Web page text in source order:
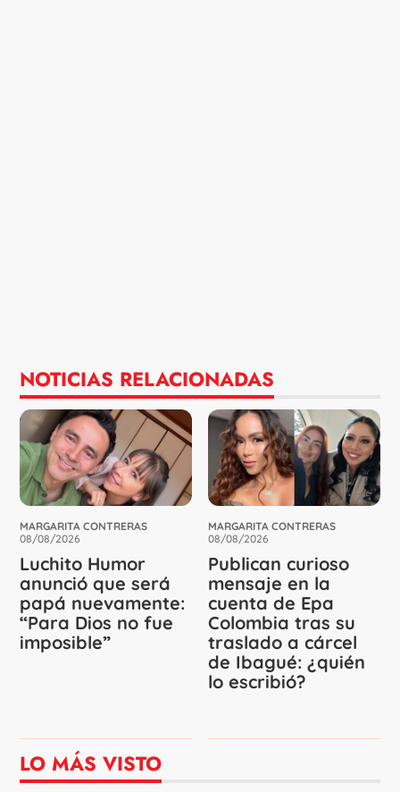
NOTICIAS RELACIONADAS
MARGARITA CONTRERAS
08/08/2026
Luchito Humor
anunció que será
papá nuevamente:
“Para Dios no fue
imposible”
MARGARITA CONTRERAS
08/08/2026
Publican curioso
mensaje en la
cuenta de Epa
Colombia tras su
traslado a cárcel
de Ibagué: ¿quién
lo escribió?
LO MÁS VISTO